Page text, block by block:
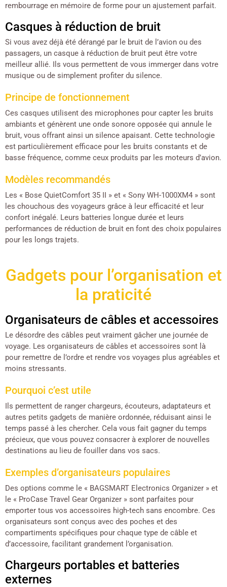
rembourrage en mémoire de forme pour un ajustement parfait.
Casques à réduction de bruit
Si vous avez déjà été dérangé par le bruit de l’avion ou des
passagers, un casque à réduction de bruit peut être votre
meilleur allié. Ils vous permettent de vous immerger dans votre
musique ou de simplement profiter du silence.
Principe de fonctionnement
Ces casques utilisent des microphones pour capter les bruits
ambiants et génèrent une onde sonore opposée qui annule le
bruit, vous offrant ainsi un silence apaisant. Cette technologie
est particulièrement efficace pour les bruits constants et de
basse fréquence, comme ceux produits par les moteurs d’avion.
Modèles recommandés
Les « Bose QuietComfort 35 II » et « Sony WH-1000XM4 » sont
les chouchous des voyageurs grâce à leur efficacité et leur
confort inégalé. Leurs batteries longue durée et leurs
performances de réduction de bruit en font des choix populaires
pour les longs trajets.
Gadgets pour l’organisation et
la praticité
Organisateurs de câbles et accessoires
Le désordre des câbles peut vraiment gâcher une journée de
voyage. Les organisateurs de câbles et accessoires sont là
pour remettre de l’ordre et rendre vos voyages plus agréables et
moins stressants.
Pourquoi c’est utile
Ils permettent de ranger chargeurs, écouteurs, adaptateurs et
autres petits gadgets de manière ordonnée, réduisant ainsi le
temps passé à les chercher. Cela vous fait gagner du temps
précieux, que vous pouvez consacrer à explorer de nouvelles
destinations au lieu de fouiller dans vos sacs.
Exemples d’organisateurs populaires
Des options comme le « BAGSMART Electronics Organizer » et
le « ProCase Travel Gear Organizer » sont parfaites pour
emporter tous vos accessoires high-tech sans encombre. Ces
organisateurs sont conçus avec des poches et des
compartiments spécifiques pour chaque type de câble et
d’accessoire, facilitant grandement l’organisation.
Chargeurs portables et batteries
externes